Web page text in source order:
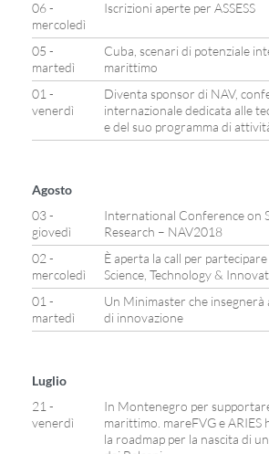
06 -
mercoledì
Iscrizioni aperte per ASSESS
05 -
martedì
Cuba, scenari di potenziale
marittimo
01 -
venerdì
Diventa sponsor di NAV,
internazionale dedicata alle
e del suo programma di
Agosto
03 -
giovedì
International Conference on
Research – NAV2018
02 -
mercoledì
È aperta la call per
Science, Technology &
01 -
martedì
Un Minimaster che insegnerà
di innovazione
Luglio
21 -
venerdì
In Montenegro per
marittimo. mareFVG e ARIES
la roadmap per la nascita di